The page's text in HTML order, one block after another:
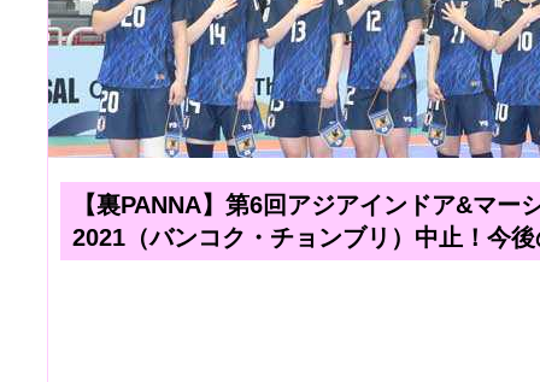
【裏PANNA】第6回アジアインドア&マー
2021（バンコク・チョンブリ）中止！今